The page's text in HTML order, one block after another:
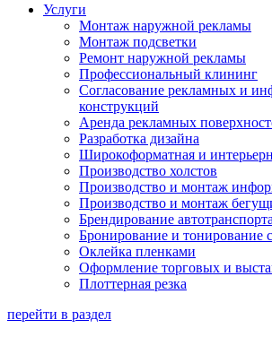
Услуги
Монтаж наружной рекламы
Монтаж подсветки
Ремонт наружной рекламы
Профессиональный клининг
Согласование рекламных и
конструкций
Аренда рекламных
Разработка дизайна
Широкоформатная и
Производство холстов
Производство и монтаж
Производство и монтаж
Брендирование автотранспорта
Бронирование и тонирование
Оклейка пленками
Оформление торговых и
Плоттерная резка
перейти в раздел